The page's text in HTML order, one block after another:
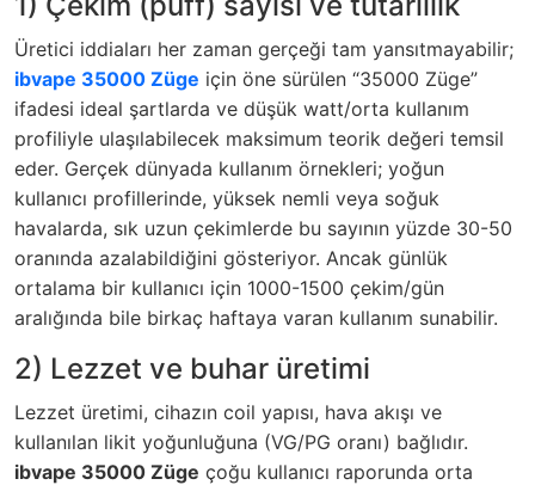
Üretici iddiaları her zaman gerçeği tam yansıtmayabilir;
ibvape 35000 Züge için öne sürülen “35000 Züge”
ifadesi ideal şartlarda ve düşük watt/orta kullanım
profiliyle ulaşılabilecek maksimum teorik değeri temsil
eder. Gerçek dünyada kullanım örnekleri; yoğun
kullanıcı profillerinde, yüksek nemli veya soğuk
havalarda, sık uzun çekimlerde bu sayının yüzde 30-50
oranında azalabildiğini gösteriyor. Ancak günlük
ortalama bir kullanıcı için 1000-1500 çekim/gün
aralığında bile birkaç haftaya varan kullanım sunabilir.
2) Lezzet ve buhar üretimi
Lezzet üretimi, cihazın coil yapısı, hava akışı ve
kullanılan likit yoğunluğuna (VG/PG oranı) bağlıdır.
ibvape 35000 Züge çoğu kullanıcı raporunda orta